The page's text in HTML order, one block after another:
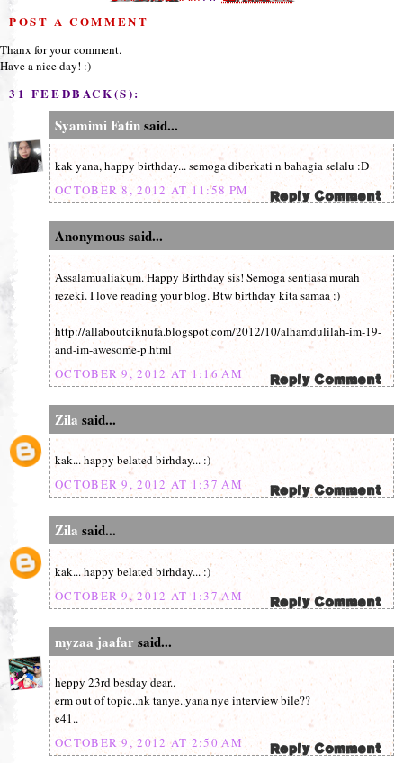
POST A COMMENT
Thanx for your comment.
Have a nice day! :)
31 FEEDBACK(S):
Syamimi Fatinsaid...
kak yana, happy birthday... semoga diberkati n bahagia selalu :D
OCTOBER 8, 2012 AT 11:58 PM
Anonymous said...
Assalamualiakum. Happy Birthday sis! Semoga sentiasa murah
rezeki. I love reading your blog. Btw birthday kita samaa :)
http://allaboutciknufa.blogspot.com/2012/10/alhamdulilah-im-19-
and-im-awesome-p.html
OCTOBER 9, 2012 AT 1:16 AM
Zila said...
kak... happy belated birhday... :)
OCTOBER 9, 2012 AT 1:37 AM
Zila said...
kak... happy belated birhday... :)
OCTOBER 9, 2012 AT 1:37 AM
myzaa jaafarsaid...
heppy 23rd besday dear..
erm out of topic..nk tanye..yana nye interview bile??
e41..
OCTOBER 9, 2012 AT 2:50 AM